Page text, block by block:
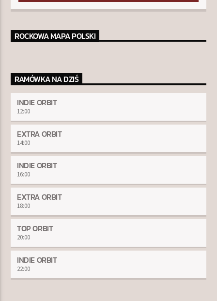
ROCKOWA MAPA POLSKI
RAMÓWKA NA DZIŚ
INDIE ORBIT
12:00
EXTRA ORBIT
14:00
INDIE ORBIT
16:00
EXTRA ORBIT
18:00
TOP ORBIT
20:00
INDIE ORBIT
22:00